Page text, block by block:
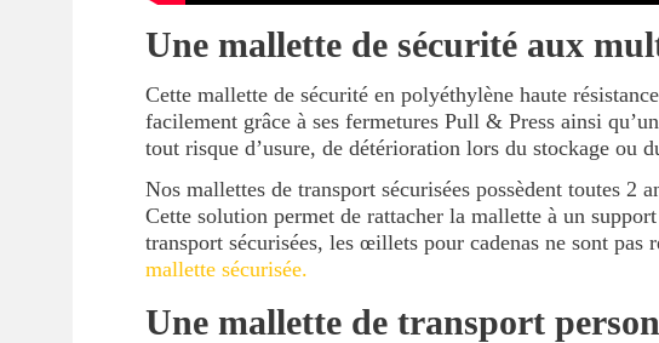
Une mallette de sécurité aux
Cette mallette de sécurité en polyéthylène haute
facilement grâce à ses fermetures Pull & Press ainsi
tout risque d’usure, de détérioration lors du stockage ou
Nos mallettes de transport sécurisées possèdent toutes
Cette solution permet de rattacher la mallette à un
transport sécurisées, les œillets pour cadenas ne sont
mallette sécurisée.
Une mallette de transport